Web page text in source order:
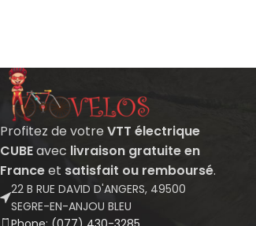
Profitez de votre VTT électrique
CUBEavec livraison gratuite en
Franceet satisfait ou remboursé.
22 B RUE DAVID D'ANGERS, 49500
SEGRE-EN-ANJOU BLEU